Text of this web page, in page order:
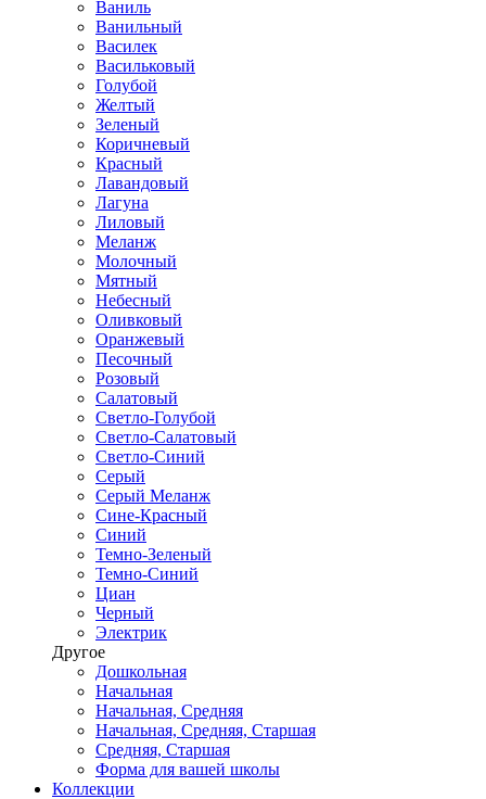
Ваниль
Ванильный
Василек
Васильковый
Голубой
Желтый
Зеленый
Коричневый
Красный
Лавандовый
Лагуна
Лиловый
Меланж
Молочный
Мятный
Небесный
Оливковый
Оранжевый
Песочный
Розовый
Салатовый
Светло-Голубой
Светло-Салатовый
Светло-Синий
Серый
Серый Меланж
Сине-Красный
Синий
Темно-Зеленый
Темно-Синий
Циан
Черный
Электрик
Другое
Дошкольная
Начальная
Начальная, Средняя
Начальная, Средняя, Старшая
Средняя, Старшая
Форма для вашей школы
Коллекции